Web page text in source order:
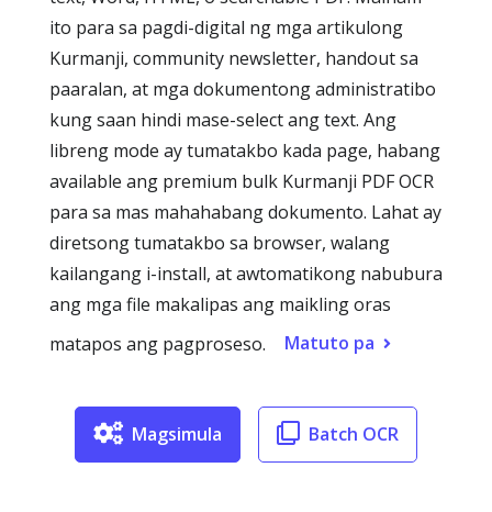
ito para sa pagdi-digital ng mga artikulong
Kurmanji, community newsletter, handout sa
paaralan, at mga dokumentong administratibo
kung saan hindi mase-select ang text. Ang
libreng mode ay tumatakbo kada page, habang
available ang premium bulk Kurmanji PDF OCR
para sa mas mahahabang dokumento. Lahat ay
diretsong tumatakbo sa browser, walang
kailangang i-install, at awtomatikong nabubura
ang mga file makalipas ang maikling oras
matapos ang pagproseso.
Matuto pa
Magsimula Batch OCR